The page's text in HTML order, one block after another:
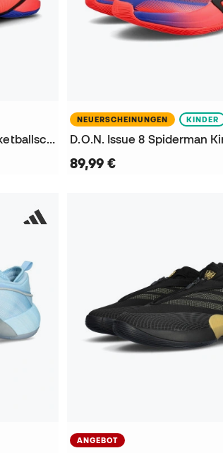
D.O.N. Issue 8 Spiderman Basketballschuhe
NEUERSCHEINUNGEN KINDER
89,99 €
ANGEBOT